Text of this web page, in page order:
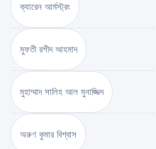
ক্যারেন আর্মস্ট্রং
মুফতী রশীদ আহমাদ
মুহাম্মাদ সালিহ আল মুনাজ্জিদ
অরুণ কুমার বিশ্বাস